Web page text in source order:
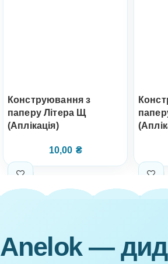
Конструювання з
паперу Літера Щ
(Аплікація)
10,00 ₴
Anelok —